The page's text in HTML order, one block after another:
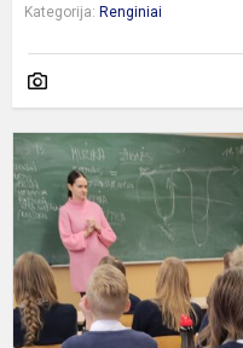
Kategorija: Renginiai